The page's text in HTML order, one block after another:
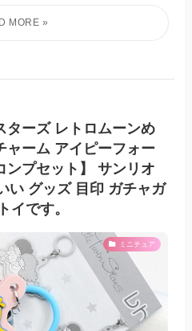
ターズ レトロムーンめ
ャーム アイピーフォー
ンプセット】 サンリオ
い グッズ 目印 ガチャガ
イです。
ミニチュア